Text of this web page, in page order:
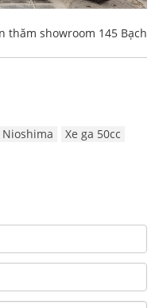
thăm showroom 145 Bạch
Nioshima Xe ga 50cc